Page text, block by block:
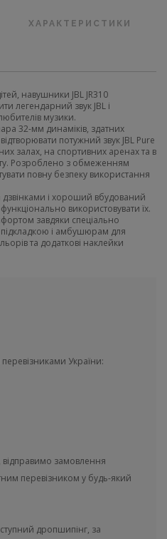
ХАРАКТЕРИСТИКИ
навушники JBL JR310
легендарний звук JBL і
музики.
32-мм динаміків, здатних
потужний звук JBL Pure
залах, на спортивних аренах та в
Розроблено з обмеженням
повну безпеку використання
дзвінками і хороший вбудований
використовувати їх.
завдяки спеціально
і амбушюрам для
та додаткові наклейки
України:
замовлення
перевізником у будь-який
дропшипінг, за